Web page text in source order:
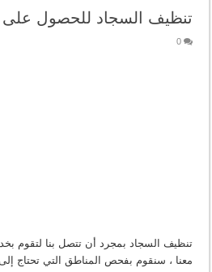
تنظيف السجاد للحصول على
0
تنظيف السجاد بمجرد أن تتصل بنا لتقوم
معنا ، سنقوم بفحص المناطق التي تحتاج